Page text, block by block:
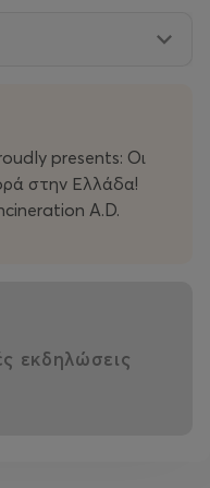
presents: Οι
στην Ελλάδα!
A.D.
εκδηλώσεις